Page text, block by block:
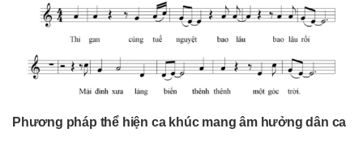
Phương pháp thể hiện ca khúc mang âm hưởng dân ca